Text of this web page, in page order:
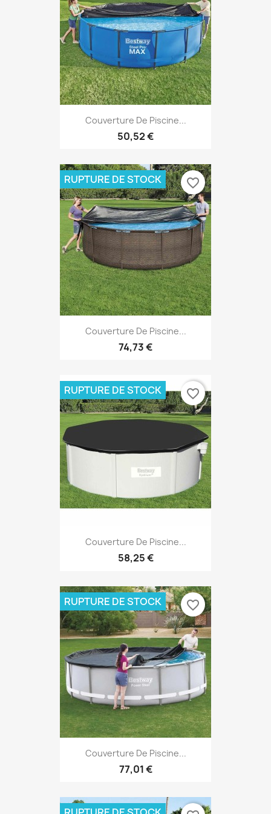
Couverture De Piscine...
50,52 €
Couverture De Piscine...
74,73 €
RUPTURE DE STOCK favorite_border
Couverture De Piscine...
58,25 €
RUPTURE DE STOCK favorite_border
Couverture De Piscine...
77,01 €
RUPTURE DE STOCK favorite_border